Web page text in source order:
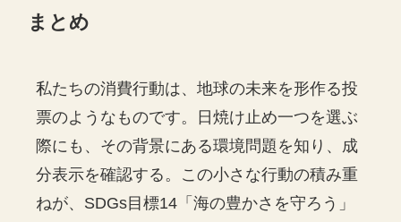
まとめ
私たちの消費行動は、地球の未来を形作る投
票のようなものです。日焼け止め一つを選ぶ
際にも、その背景にある環境問題を知り、成
分表示を確認する。この小さな行動の積み重
ねが、SDGs目標14「海の豊かさを守ろう」